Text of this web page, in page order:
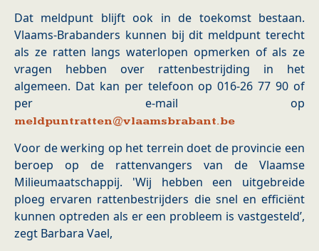
Dat meldpunt blijft ook in de toekomst bestaan.
Vlaams-Brabanders kunnen bij dit meldpunt terecht
als ze ratten langs waterlopen opmerken of als ze
vragen hebben over rattenbestrijding in het
algemeen. Dat kan per telefoon op 016-26 77 90 of
per e-mail op
meldpuntratten@vlaamsbrabant.be
Voor de werking op het terrein doet de provincie een
beroep op de rattenvangers van de Vlaamse
Milieumaatschappij. 'Wij hebben een uitgebreide
ploeg ervaren rattenbestrijders die snel en efficiënt
kunnen optreden als er een probleem is vastgesteld’,
zegt Barbara Vael,